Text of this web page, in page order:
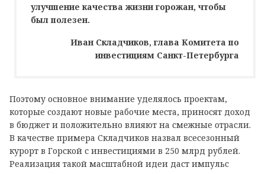
улучшение качества жизни горожан, чтобы
был полезен.
Иван Складчиков, глава Комитета по
инвестициям Санкт-Петербурга
Поэтому основное внимание уделялось проектам,
которые создают новые рабочие места, приносят доход
в бюджет и положительно влияют на смежные отрасли.
В качестве примера Складчиков назвал всесезонный
курорт в Горской с инвестициями в 250 млрд рублей.
Реализация такой масштабной идеи даст импульс